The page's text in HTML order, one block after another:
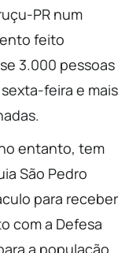
PR num
feito
3.000 pessoas
feira e mais
entanto, tem
São Pedro
para receber
com a Defesa